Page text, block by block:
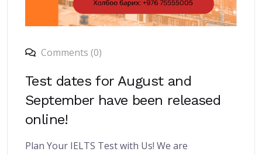
Comments (0)
Test dates for August and
September have been released
online!
Plan Your IELTS Test with Us! We are